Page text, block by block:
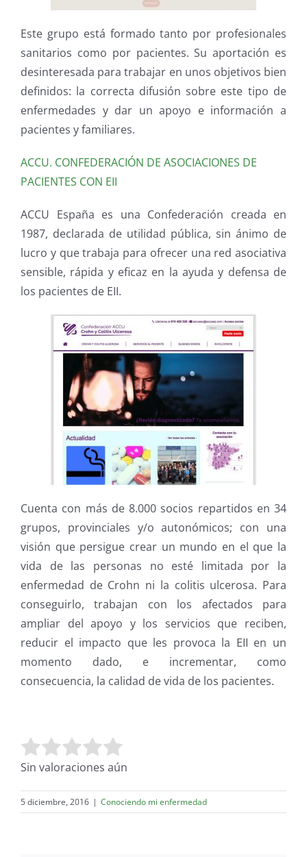
Este grupo está formado tanto por profesionales
sanitarios como por pacientes. Su aportación es
desinteresada para trabajar en unos objetivos bien
definidos: la correcta difusión sobre este tipo de
enfermedades y dar un apoyo e información a
pacientes y familiares.
ACCU. CONFEDERACIÓN DE ASOCIACIONES DE
PACIENTES CON EII
ACCU España es una Confederación creada en
1987, declarada de utilidad pública, sin ánimo de
lucro y que trabaja para ofrecer una red asociativa
sensible, rápida y eficaz en la ayuda y defensa de
los pacientes de EII.
Cuenta con más de 8.000 socios repartidos en 34
grupos, provinciales y/o autonómicos; con una
visión que persigue crear un mundo en el que la
vida de las personas no esté limitada por la
enfermedad de Crohn ni la colitis ulcerosa. Para
conseguirlo, trabajan con los afectados para
ampliar del apoyo y los servicios que reciben,
reducir el impacto que les provoca la EII en un
momento dado, e incrementar, como
consecuencia, la calidad de vida de los pacientes.
Valora este artículo:
Sin valoraciones aún
5 diciembre, 2016 | Conociendo mi enfermedad